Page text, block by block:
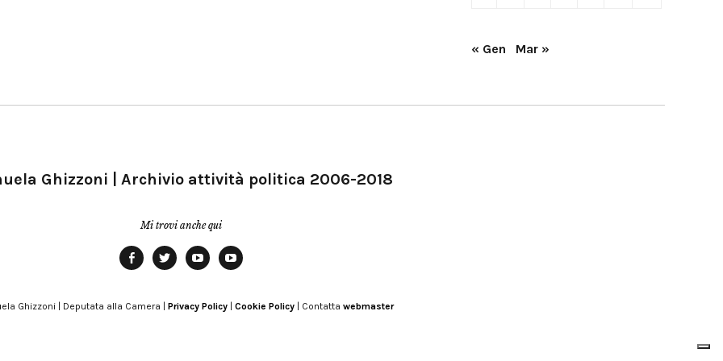
« Gen Mar »
Ghizzoni | Archivio attività politica 2006-2018
Mi trovi anche qui
Modena
Ghizzoni | Deputata alla Camera | Privacy Policy Cookie Policy | Contatta webmaster